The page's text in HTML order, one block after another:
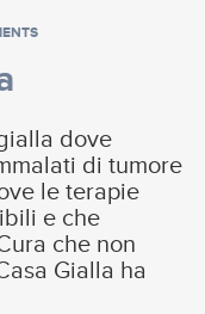
dove
di tumore
le terapie
e che
che non
Gialla ha